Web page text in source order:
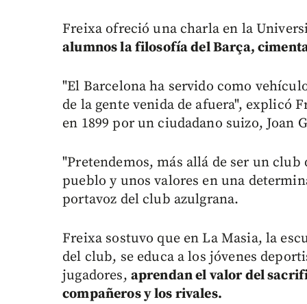
Freixa ofreció una charla en la
alumnos la filosofía del Barça,
"El Barcelona ha servido como
de la gente venida de afuera", explicó
en 1899 por un ciudadano suizo, Joan
"Pretendemos, más allá de ser un
pueblo y unos valores en una
portavoz del club azulgrana.
Freixa sostuvo que en La Masia, la
del club, se educa a los jóvenes
jugadores, aprendan el valor del
compañeros y los rivales.